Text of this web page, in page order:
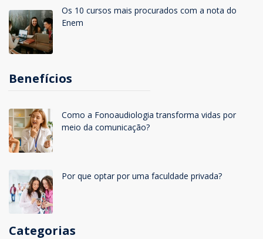
Os 10 cursos mais procurados com a nota do
Enem
Benefícios
Como a Fonoaudiologia transforma vidas por
meio da comunicação?
Por que optar por uma faculdade privada?
Categorias